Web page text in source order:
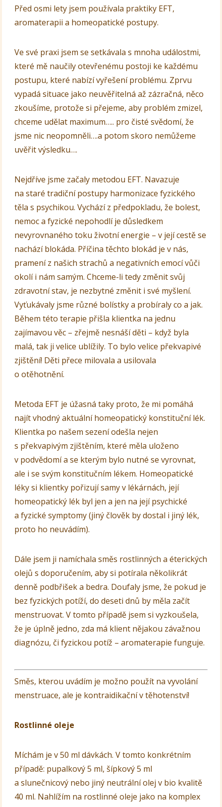
Před osmi lety jsem používala praktiky EFT,
aromaterapii a homeopatické postupy.
Ve své praxi jsem se setkávala s mnoha událostmi,
které mě naučily otevřenému postoji ke každému
postupu, které nabízí vyřešení problému. Zprvu
vypadá situace jako neuvěřitelná až zázračná, něco
zkoušíme, protože si přejeme, aby problém zmizel,
chceme udělat maximum….. pro čisté svědomí, že
jsme nic neopomněli….a potom skoro nemůžeme
uvěřit výsledku….
Nejdříve jsme začaly metodou EFT. Navazuje
na staré tradiční postupy harmonizace fyzického
těla s psychikou. Vychází z předpokladu, že bolest,
nemoc a fyzické nepohodlí je důsledkem
nevyrovnaného toku životní energie – v její cestě se
nachází blokáda. Příčina těchto blokád je v nás,
pramení z našich strachů a negativních emocí vůči
okolí i nám samým. Chceme-li tedy změnit svůj
zdravotní stav, je nezbytné změnit i své myšlení.
Vyťukávaly jsme různé bolístky a probíraly co a jak.
Během této terapie přišla klientka na jednu
zajímavou věc – zřejmě nesnáší děti – když byla
malá, tak ji velice ublížily. To bylo velice překvapivé
zjištění! Děti přece milovala a usilovala
o otěhotnění.
Metoda EFT je úžasná taky proto, že mi pomáhá
najít vhodný aktuální homeopatický konstituční lék.
Klientka po našem sezení odešla nejen
s překvapivým zjištěním, které měla uloženo
v podvědomí a se kterým bylo nutné se vyrovnat,
ale i se svým konstitučním lékem. Homeopatické
léky si klientky pořizují samy v lékárnách, její
homeopatický lék byl jen a jen na její psychické
a fyzické symptomy (jiný člověk by dostal i jiný lék,
proto ho neuvádím).
Dále jsem ji namíchala směs rostlinných a éterických
olejů s doporučením, aby si potírala několikrát
denně podbřišek a bedra. Doufaly jsme, že pokud je
bez fyzických potíží, do deseti dnů by měla začít
menstruovat. V tomto případě jsem si vyzkoušela,
že je úplně jedno, zda má klient nějakou závažnou
diagnózu, či fyzickou potíž – aromaterapie funguje.
Směs, kterou uvádím je možno použít na vyvolání
menstruace, ale je kontraidikační v těhotenství!
Rostlinné oleje
Míchám je v 50 ml dávkách. V tomto konkrétním
případě: pupalkový 5 ml, šípkový 5 ml
a slunečnicový nebo jiný neutrální olej v bio kvalitě
40 ml. Nahlížím na rostlinné oleje jako na komplex